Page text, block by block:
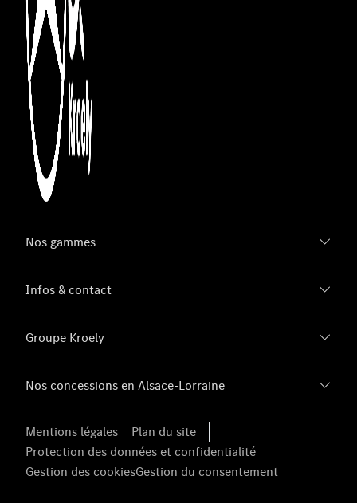
Nos gammes
Infos & contact
Groupe Kroely
Nos concessions en Alsace-Lorraine
Mentions légales
Plan du site
Protection des données et confidentialité
Gestion des cookiesGestion du consentement